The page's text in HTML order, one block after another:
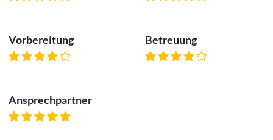
Vorbereitung Betreuung
Ansprechpartner